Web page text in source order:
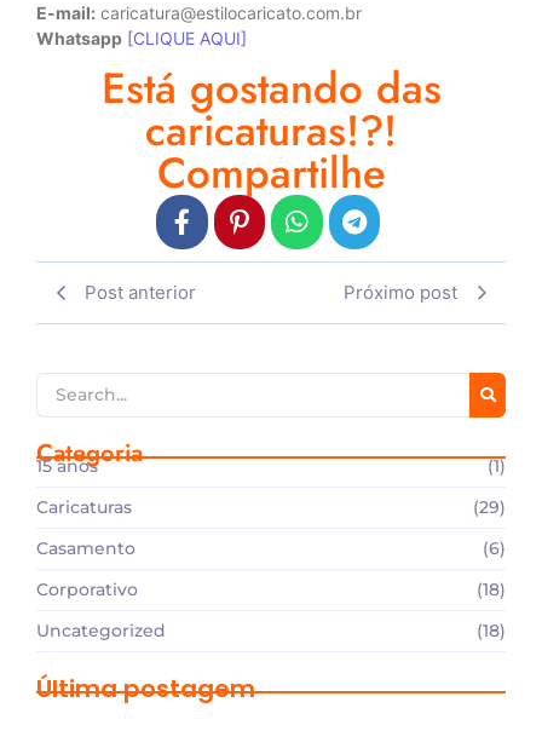
E-mail: caricatura@estilocaricato.com.br
Whatsapp [CLIQUE AQUI]
Está gostando das
caricaturas!?!
Compartilhe
Post anterior Próximo post
Categoria
15 anos
(1)
Caricaturas
(29)
Casamento
(6)
Corporativo
(18)
Uncategorized
(18)
Última postagem